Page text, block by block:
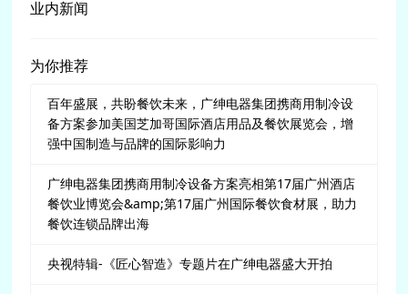
业内新闻
为你推荐
百年盛展，共盼餐饮未来，广绅电器集团携商用制冷设
备方案参加美国芝加哥国际酒店用品及餐饮展览会，增
强中国制造与品牌的国际影响力
广绅电器集团携商用制冷设备方案亮相第17届广州酒店
餐饮业博览会&amp;第17届广州国际餐饮食材展，助力
餐饮连锁品牌出海
央视特辑-《匠心智造》专题片在广绅电器盛大开拍